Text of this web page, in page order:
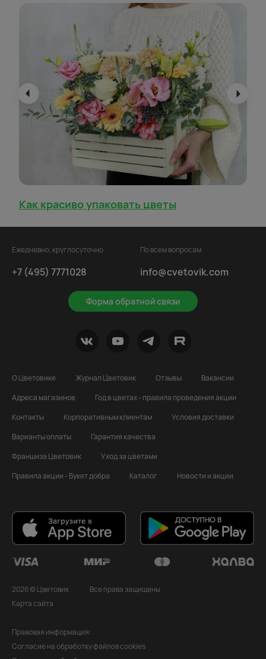
Как красиво упаковать цветы
Ежедневно, круглосуточно
+7 (495) 7771028
Форма обратной связи
По всем вопросам
info@cvetovik.com
О Цветовике Журнал Цветовик Отзывы
Вакансии
Адреса магазинов
Год в цветах - правила проведения акции
Контакты
Корпоративным клиентам
Условия доставки
Варианты оплаты
Гарантия качества
Франшиза Цветовик
Уход за цветами
Правила акции - Букет добра
Каталог Новости и акции
2026 © Цветовик
Все права защищены
Карта сайта
Правовая информация:
Согласие на обработку файлов cookies